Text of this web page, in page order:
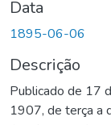
Data
1895-06-06
Descrição
Publicado de 17
1907, de terça a